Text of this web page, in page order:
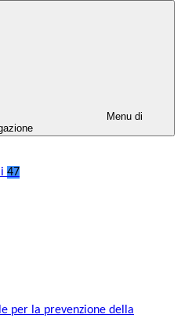
Menu di
47
per la prevenzione della